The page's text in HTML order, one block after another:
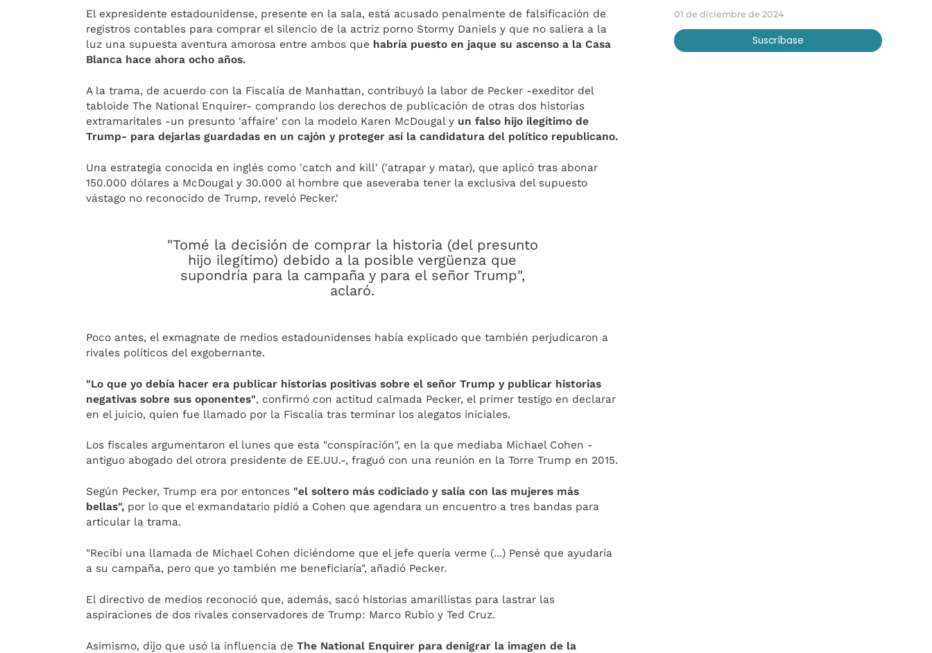
El expresidente estadounidense, presente en la sala, está acusado penalmente de falsificación de
registros contables para comprar el silencio de la actriz porno Stormy Daniels y que no saliera a la
luz una supuesta aventura amorosa entre ambos que habría puesto en jaque su ascenso a la Casa
Blanca hace ahora ocho años.
A la trama, de acuerdo con la Fiscalía de Manhattan, contribuyó la labor de Pecker -exeditor del
tabloide The National Enquirer- comprando los derechos de publicación de otras dos historias
extramaritales -un presunto 'affaire' con la modelo Karen McDougal y un falso hijo ilegítimo de
Trump- para dejarlas guardadas en un cajón y proteger así la candidatura del político republicano.
Una estrategia conocida en inglés como 'catch and kill' ('atrapar y matar), que aplicó tras abonar
150.000 dólares a McDougal y 30.000 al hombre que aseveraba tener la exclusiva del supuesto
vástago no reconocido de Trump, reveló Pecker.'
"Tomé la decisión de comprar la historia (del presunto
hijo ilegítimo) debido a la posible vergüenza que
supondría para la campaña y para el señor Trump",
aclaró.
Poco antes, el exmagnate de medios estadounidenses había explicado que también perjudicaron a
rivales políticos del exgobernante.
"Lo que yo debía hacer era publicar historias positivas sobre el señor Trump y publicar historias
negativas sobre sus oponentes", confirmó con actitud calmada Pecker, el primer testigo en declarar
en el juicio, quien fue llamado por la Fiscalía tras terminar los alegatos iniciales.
Los fiscales argumentaron el lunes que esta "conspiración", en la que mediaba Michael Cohen -
antiguo abogado del otrora presidente de EE.UU.-, fraguó con una reunión en la Torre Trump en 2015.
Según Pecker, Trump era por entonces "el soltero más codiciado y salía con las mujeres más
bellas", por lo que el exmandatario pidió a Cohen que agendara un encuentro a tres bandas para
articular la trama.
"Recibí una llamada de Michael Cohen diciéndome que el jefe quería verme (...) Pensé que ayudaría
a su campaña, pero que yo también me beneficiaría", añadió Pecker.
El directivo de medios reconoció que, además, sacó historias amarillistas para lastrar las
aspiraciones de dos rivales conservadores de Trump: Marco Rubio y Ted Cruz.
Asimismo, dijo que usó la influencia deThe National Enquirer para denigrar la imagen de la
01 de diciembre de 2024
Suscríbase